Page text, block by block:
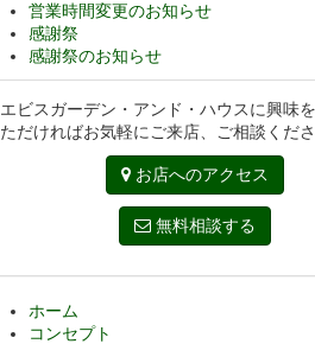
営業時間変更のお知らせ
感謝祭
感謝祭のお知らせ
エビスガーデン・アンド・ハウスに興味
ただければお気軽にご来店、ご相談くださ
お店へのアクセス
無料相談する
ホーム
コンセプト